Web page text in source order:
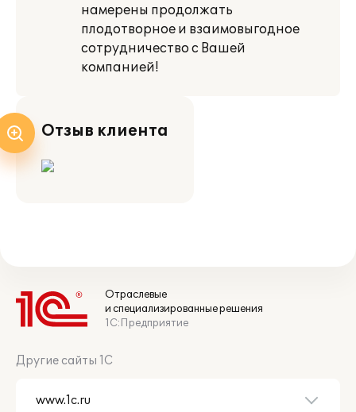
намерены продолжать
плодотворное и взаимовыгодное
сотрудничество с Вашей
компанией!
Отзыв клиента
Отраслевые
и специализированные решения
1С:Предприятие
Другие сайты 1С